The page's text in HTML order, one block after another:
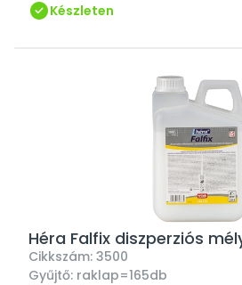
Készleten
Héra Falfix diszperziós
Cikkszám: 3500
Gyűjtő: raklap=165db